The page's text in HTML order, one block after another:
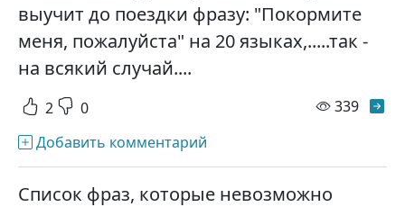
выучит до поездки фразу: "Покормите
меня, пожалуйста" на 20 языках,.....так -
на всякий случай....
2 0 339
Добавить комментарий
Список фраз, которые невозможно